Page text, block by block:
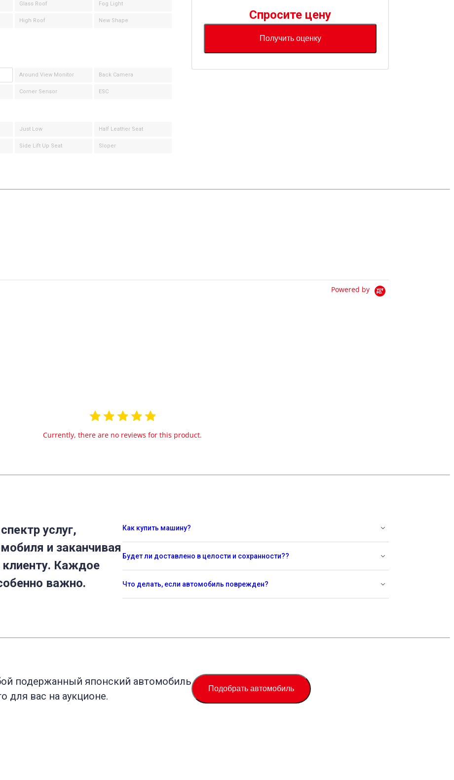
Спросите цену
Получить оценку
Glass Roof Fog Light
High Roof New Shape
Around View Monitor Back Camera
Corner Sensor ESC
Just Low Half Leather Seat
Side Lift Up Seat Sloper
Powered by
Currently, there are no reviews for this product.
услуг,
и заканчивая
Каждое
важно.
Как купить машину?
Будет ли доставлено в целости и сохранности??
Что делать, если автомобиль поврежден?
подержанный японский автомобиль
для вас на аукционе.
Подобрать автомобиль